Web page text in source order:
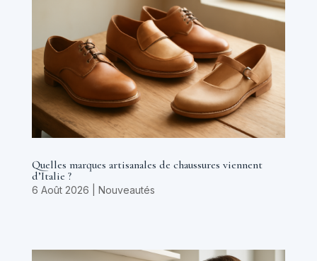
Quelles marques artisanales de chaussures viennent
d’Italie ?
6 Août 2026 Nouveautés